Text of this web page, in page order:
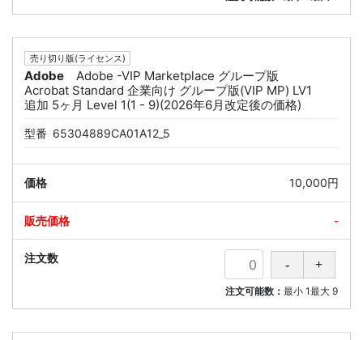
売り切り版(ライセンス)
Adobe
Adobe -VIP Marketplace グループ版
Acrobat Standard 企業向け グループ版(VIP MP) LV1
追加 5ヶ月 Level 1(1 - 9)(2026年6月改定後の価格)
型番 65304889CA01A12_5
10,000円
-
注文可能数：最小 1最大 9